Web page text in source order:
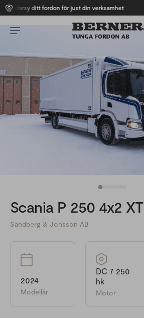
ditt fordon för just din verksamhet
Scania P 250 4x2 XT
Sandberg & Jonsson AB
2024
Modellår
DC 7 250
hk
Motor